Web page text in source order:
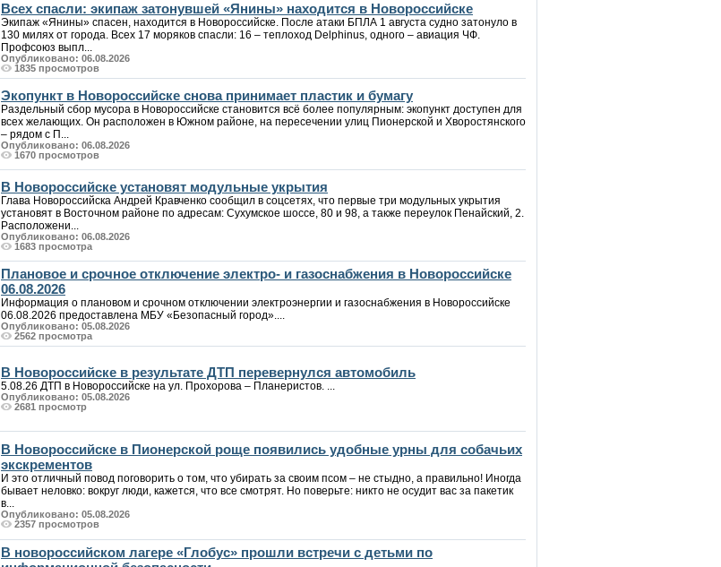
Всех спасли: экипаж затонувшей «Янины» находится в Новороссийске
Экипаж «Янины» спасен, находится в Новороссийске. После атаки БПЛА 1 августа судно затонуло в
130 милях от города. Всех 17 моряков спасли: 16 – теплоход Delphinus, одного – авиация ЧФ.
Профсоюз выпл...
Опубликовано: 06.08.2026
1835 просмотров
Экопункт в Новороссийске снова принимает пластик и бумагу
Раздельный сбор мусора в Новороссийске становится всё более популярным: экопункт доступен для
всех желающих. Он расположен в Южном районе, на пересечении улиц Пионерской и Хворостянского
– рядом с П...
Опубликовано: 06.08.2026
1670 просмотров
В Новороссийске установят модульные укрытия
Глава Новороссийска Андрей Кравченко сообщил в соцсетях, что первые три модульных укрытия
установят в Восточном районе по адресам: Сухумское шоссе, 80 и 98, а также переулок Пенайский, 2.
Расположени...
Опубликовано: 06.08.2026
1683 просмотра
Плановое и срочное отключение электро- и газоснабжения в Новороссийске
06.08.2026
Информация о плановом и срочном отключении электроэнергии и газоснабжения в Новороссийске
06.08.2026 предоставлена МБУ «Безопасный город»....
Опубликовано: 05.08.2026
2562 просмотра
В Новороссийске в результате ДТП перевернулся автомобиль
5.08.26 ДТП в Новороссийске на ул. Прохорова – Планеристов. ...
Опубликовано: 05.08.2026
2681 просмотр
В Новороссийске в Пионерской роще появились удобные урны для собачьих
экскрементов
И это отличный повод поговорить о том, что убирать за своим псом – не стыдно, а правильно! Иногда
бывает неловко: вокруг люди, кажется, что все смотрят. Но поверьте: никто не осудит вас за пакетик
в...
Опубликовано: 05.08.2026
2357 просмотров
В новороссийском лагере «Глобус» прошли встречи с детьми по